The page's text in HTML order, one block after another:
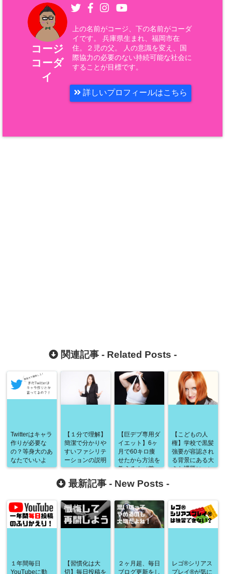
コージ
コーダ
イ
上の名前がコージ、下の名前がコーダ
イです。 兵庫県生まれ、福岡市在
住。２児の父。 人の意識を変え、国
際協力の必要のない持続可能な社会に
することが目標です。
詳しいプロフィールはこちら
関連記事 - Related Posts -
Twitterはキャラ
作りが必要な
の？等身大のあ
なたでいいよ
【１分で理解】
簡潔で分かりや
すいファシリテ
ーションの説明
【巨デブ専用ダ
イエット】6ヶ
月で60キロ痩
せたから方法を
教えるよ（前
【こどもの人
権】学校で黒髪
強要が容認され
る背景にある大
きな課題につい
最新記事 - New Posts -
１年間毎日
YouTubeに動
【習慣化は大
切】毎日投稿を
２ヶ月超、毎日
ブログ更新をし
レゴ®シリアス
プレイ®が気に